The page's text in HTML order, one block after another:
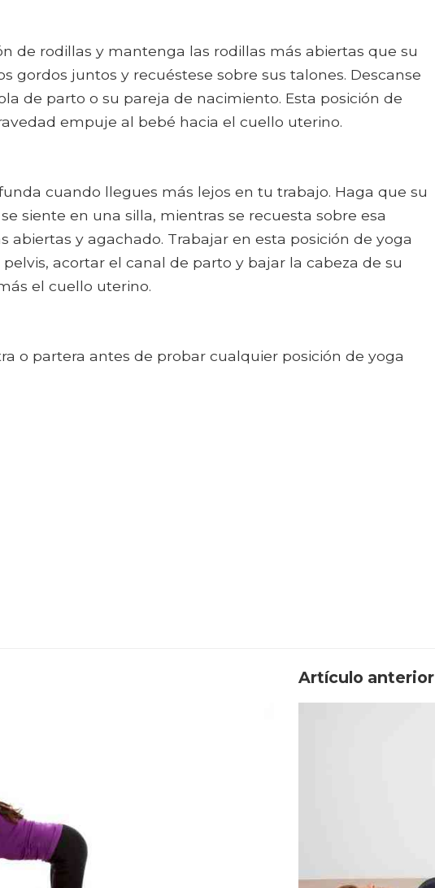
de rodillas y mantenga las rodillas más abiertas que su
gordos juntos y recuéstese sobre sus talones. Descanse
de parto o su pareja de nacimiento. Esta posición de
empuje al bebé hacia el cuello uterino.
cuando llegues más lejos en tu trabajo. Haga que su
siente en una silla, mientras se recuesta sobre esa
abiertas y agachado. Trabajar en esta posición de yoga
acortar el canal de parto y bajar la cabeza de su
el cuello uterino.
o partera antes de probar cualquier posición de yoga
Artículo anterior